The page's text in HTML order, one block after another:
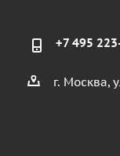
+7 495
г. Москва,